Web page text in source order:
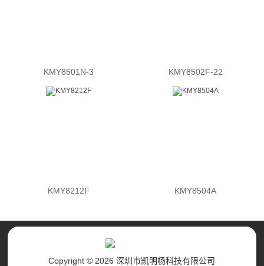
KMY8501N-3 KMY8502F-22
KMY8212F KMY8504A
Copyright © 2026 深圳市凯明杨科技有限公司